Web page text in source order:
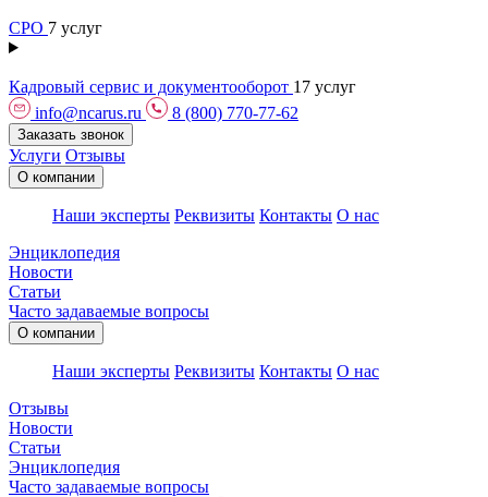
СРО 7 услуг
Кадровый сервис и документооборот 17 услуг
info@ncarus.ru
8 (800) 770-77-62
Заказать звонок
Услуги Отзывы
О компании
Наши эксперты Реквизиты Контакты О нас
Энциклопедия
Новости
Статьи
Часто задаваемые вопросы
О компании
Наши эксперты Реквизиты Контакты О нас
Отзывы
Новости
Статьи
Энциклопедия
Часто задаваемые вопросы